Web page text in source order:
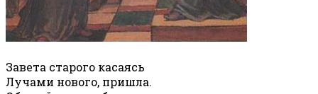
Завета старого касаясь
Лучами нового, пришла.